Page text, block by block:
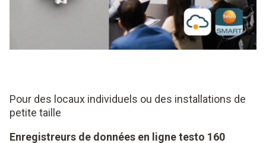
Pour des locaux individuels ou des installations de
petite taille
Enregistreurs de données en ligne testo 160